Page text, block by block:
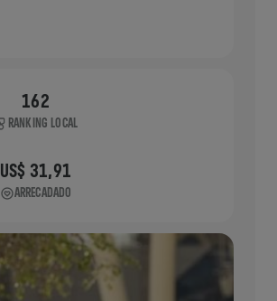
162
RANKING LOCAL
US$ 31,91
ARRECADADO